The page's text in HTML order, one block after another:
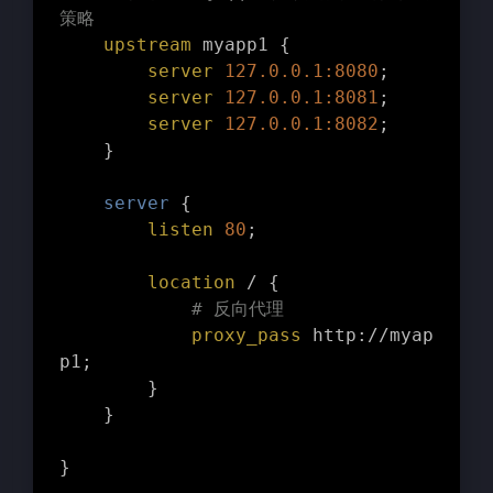
策略
upstream myapp1 {
server
127.0.0.1:8080 ;
server
127.0.0.1:8081 ;
server
127.0.0.1:8082 ;
    }
server {
listen
80 ;
location / {
# 反向代理
proxy_pass
http://myap
p1;
        }
    }
}